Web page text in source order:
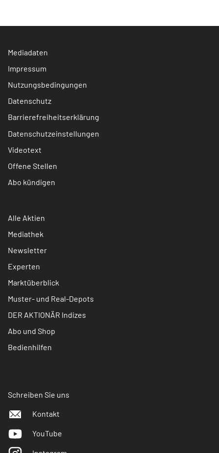
Mediadaten
Impressum
Nutzungsbedingungen
Datenschutz
Barrierefreiheitserklärung
Datenschutzeinstellungen
Videotext
Offene Stellen
Abo kündigen
Alle Aktien
Mediathek
Newsletter
Experten
Marktüberblick
Muster- und Real-Depots
DER AKTIONÄR Indizes
Abo und Shop
Bedienhilfen
Schreiben Sie uns
Kontakt
YouTube